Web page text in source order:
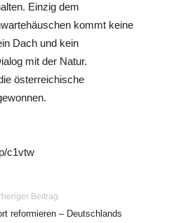
Einzig dem
kommt keine
Dach und kein
mit der Natur.
österreichische
c1vtw
Beitrag
reformieren – Deutschlands